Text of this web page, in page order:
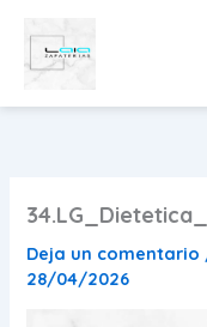
contenido
Deja un comentario
28/04/2026